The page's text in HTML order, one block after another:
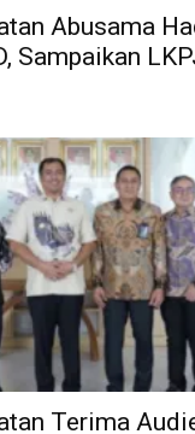
Abusama
Sampaikan
Terima